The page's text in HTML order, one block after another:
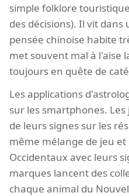
simple folklore
des décisions). Il vit
pensée chinoise habite
met souvent mal à l'aise
toujours en quête de
Les applications
sur les smartphones.
de leurs signes sur les
même mélange de jeu
Occidentaux avec leurs
marques lancent des
chaque animal du